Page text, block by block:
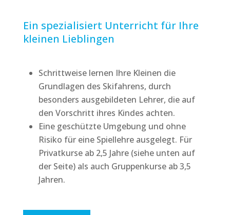
Ein spezialisiert Unterricht für Ihre
kleinen Lieblingen
Schrittweise lernen Ihre Kleinen die
Grundlagen des Skifahrens, durch
besonders ausgebildeten Lehrer, die auf
den Vorschritt ihres Kindes achten.
Eine geschützte Umgebung und ohne
Risiko für eine Spiellehre ausgelegt. Für
Privatkurse ab 2,5 Jahre (siehe unten auf
der Seite) als auch Gruppenkurse ab 3,5
Jahren.